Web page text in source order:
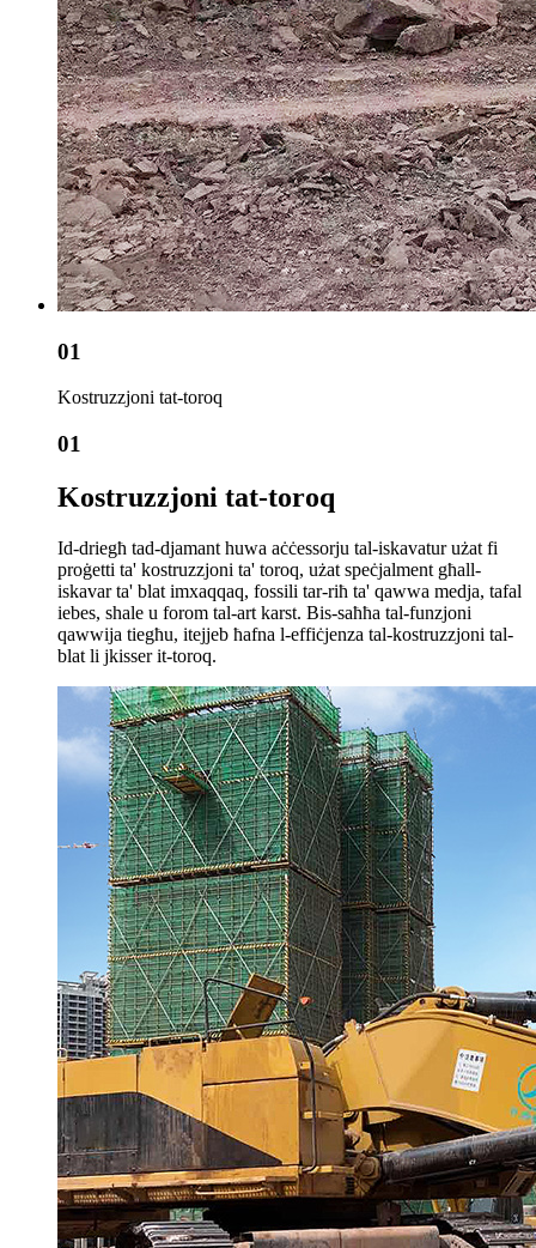
01
Kostruzzjoni tat-toroq
01
Kostruzzjoni tat-toroq
Id-driegħ tad-djamant huwa aċċessorju tal-iskavatur użat fi
proġetti ta' kostruzzjoni ta' toroq, użat speċjalment għall-
iskavar ta' blat imxaqqaq, fossili tar-riħ ta' qawwa medja, tafal
iebes, shale u forom tal-art karst. Bis-saħħa tal-funzjoni
qawwija tiegħu, itejjeb ħafna l-effiċjenza tal-kostruzzjoni tal-
blat li jkisser it-toroq.